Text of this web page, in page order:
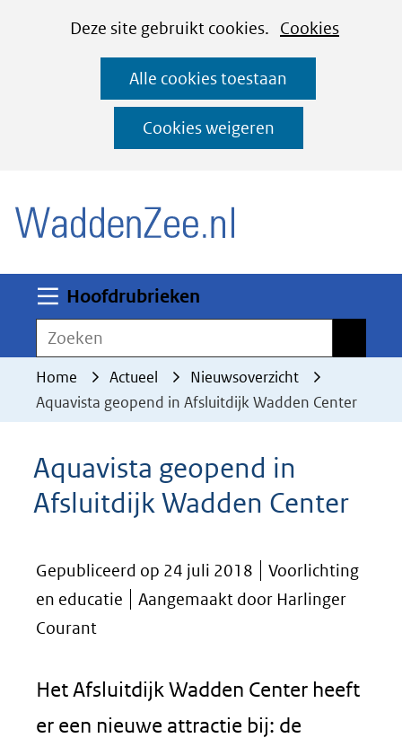
CookiesDeze site gebruikt cookies. Cookies
deze
worden
toegestaan
geweigerd.
Alle cookies toestaan
Cookies weigeren
Ga
naar
de
inhoud
Hoofdrubrieken
Zoeken
Home Actueel
Nieuwsoverzicht
Aquavista geopend in Afsluitdijk Wadden Center
Aquavista geopend in
Afsluitdijk Wadden Center
Gepubliceerd op 24 juli 2018
Voorlichting
en educatie
Aangemaakt door Harlinger
Courant
Het Afsluitdijk Wadden Center heeft
er een nieuwe attractie bij: de